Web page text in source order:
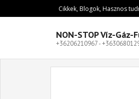
Cikkek, Blogok, Hasznos
NON-STOP Víz-
+36206210967 -